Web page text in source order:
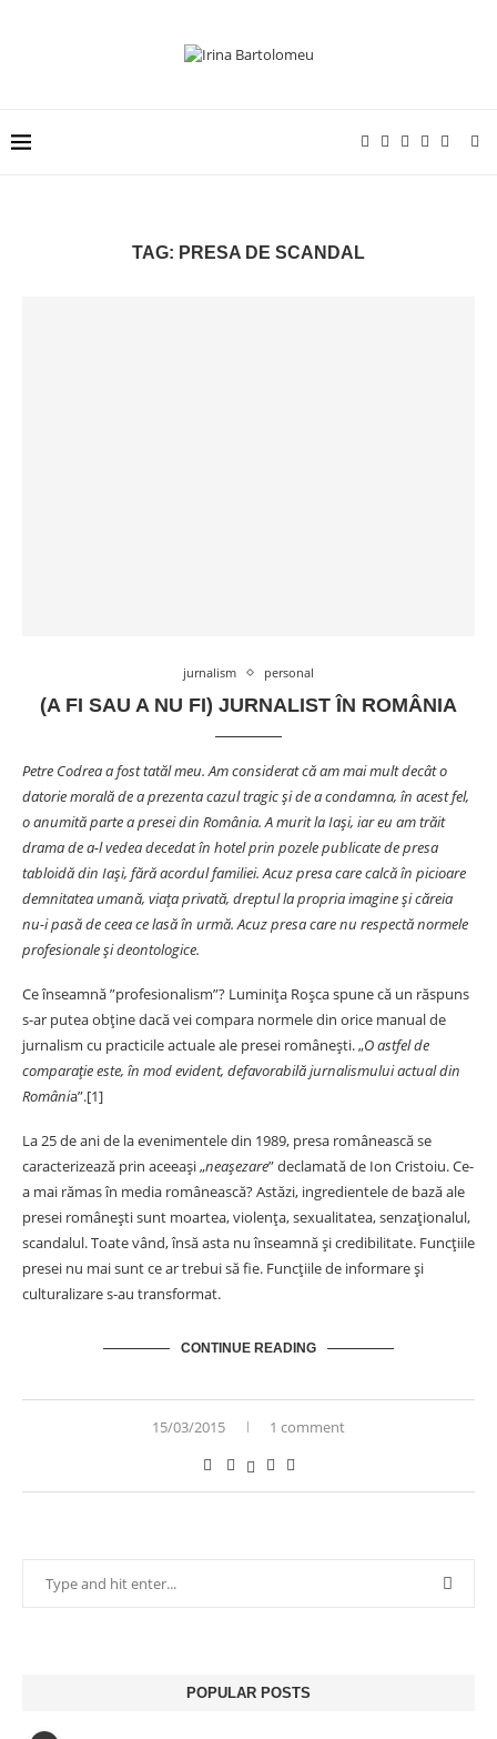
TAG: PRESA DE SCANDAL
jurnalism personal
(A FI SAU A NU FI) JURNALIST ÎN ROMÂNIA
Petre Codrea a fost tatăl meu. Am considerat că am mai mult decât o
datorie morală de a prezenta cazul tragic și de a condamna, în acest fel,
o anumită parte a presei din România. A murit la Iași, iar eu am trăit
drama de a-l vedea decedat în hotel prin pozele publicate de presa
tabloidă din Iași, fără acordul familiei. Acuz presa care calcă în picioare
demnitatea umană, viața privată, dreptul la propria imagine și căreia
nu-i pasă de ceea ce lasă în urmă. Acuz presa care nu respectă normele
profesionale și deontologice.
Ce înseamnă ”profesionalism”? Luminița Roșca spune că un răspuns
s-ar putea obține dacă vei compara normele din orice manual de
jurnalism cu practicile actuale ale presei româneşti. „O astfel de
comparaţie este, în mod evident, defavorabilă jurnalismului actual din
România”.[1]
La 25 de ani de la evenimentele din 1989, presa românească se
caracterizează prin aceeaşi „neaşezare” declamată de Ion Cristoiu. Ce-
a mai rămas în media românească? Astăzi, ingredientele de bază ale
presei româneşti sunt moartea, violenţa, sexualitatea, senzaţionalul,
scandalul. Toate vând, însă asta nu înseamnă şi credibilitate. Funcţiile
presei nu mai sunt ce ar trebui să fie. Funcţiile de informare şi
culturalizare s-au transformat.
CONTINUE READING
15/03/2015 1 comment
POPULAR POSTS